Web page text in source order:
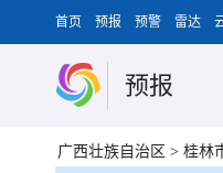
首页 预报 预警 雷达
预报
广西壮族自治区 > 桂林